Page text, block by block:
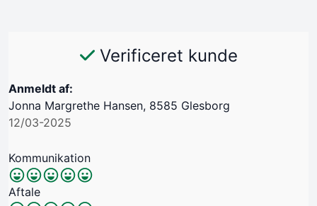
Verificeret kunde
Anmeldt af:
Jonna Margrethe Hansen, 8585 Glesborg
12/03-2025
Kommunikation
Aftale